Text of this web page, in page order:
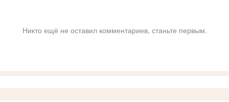
Никто ещё не оставил комментариев, станьте первым.